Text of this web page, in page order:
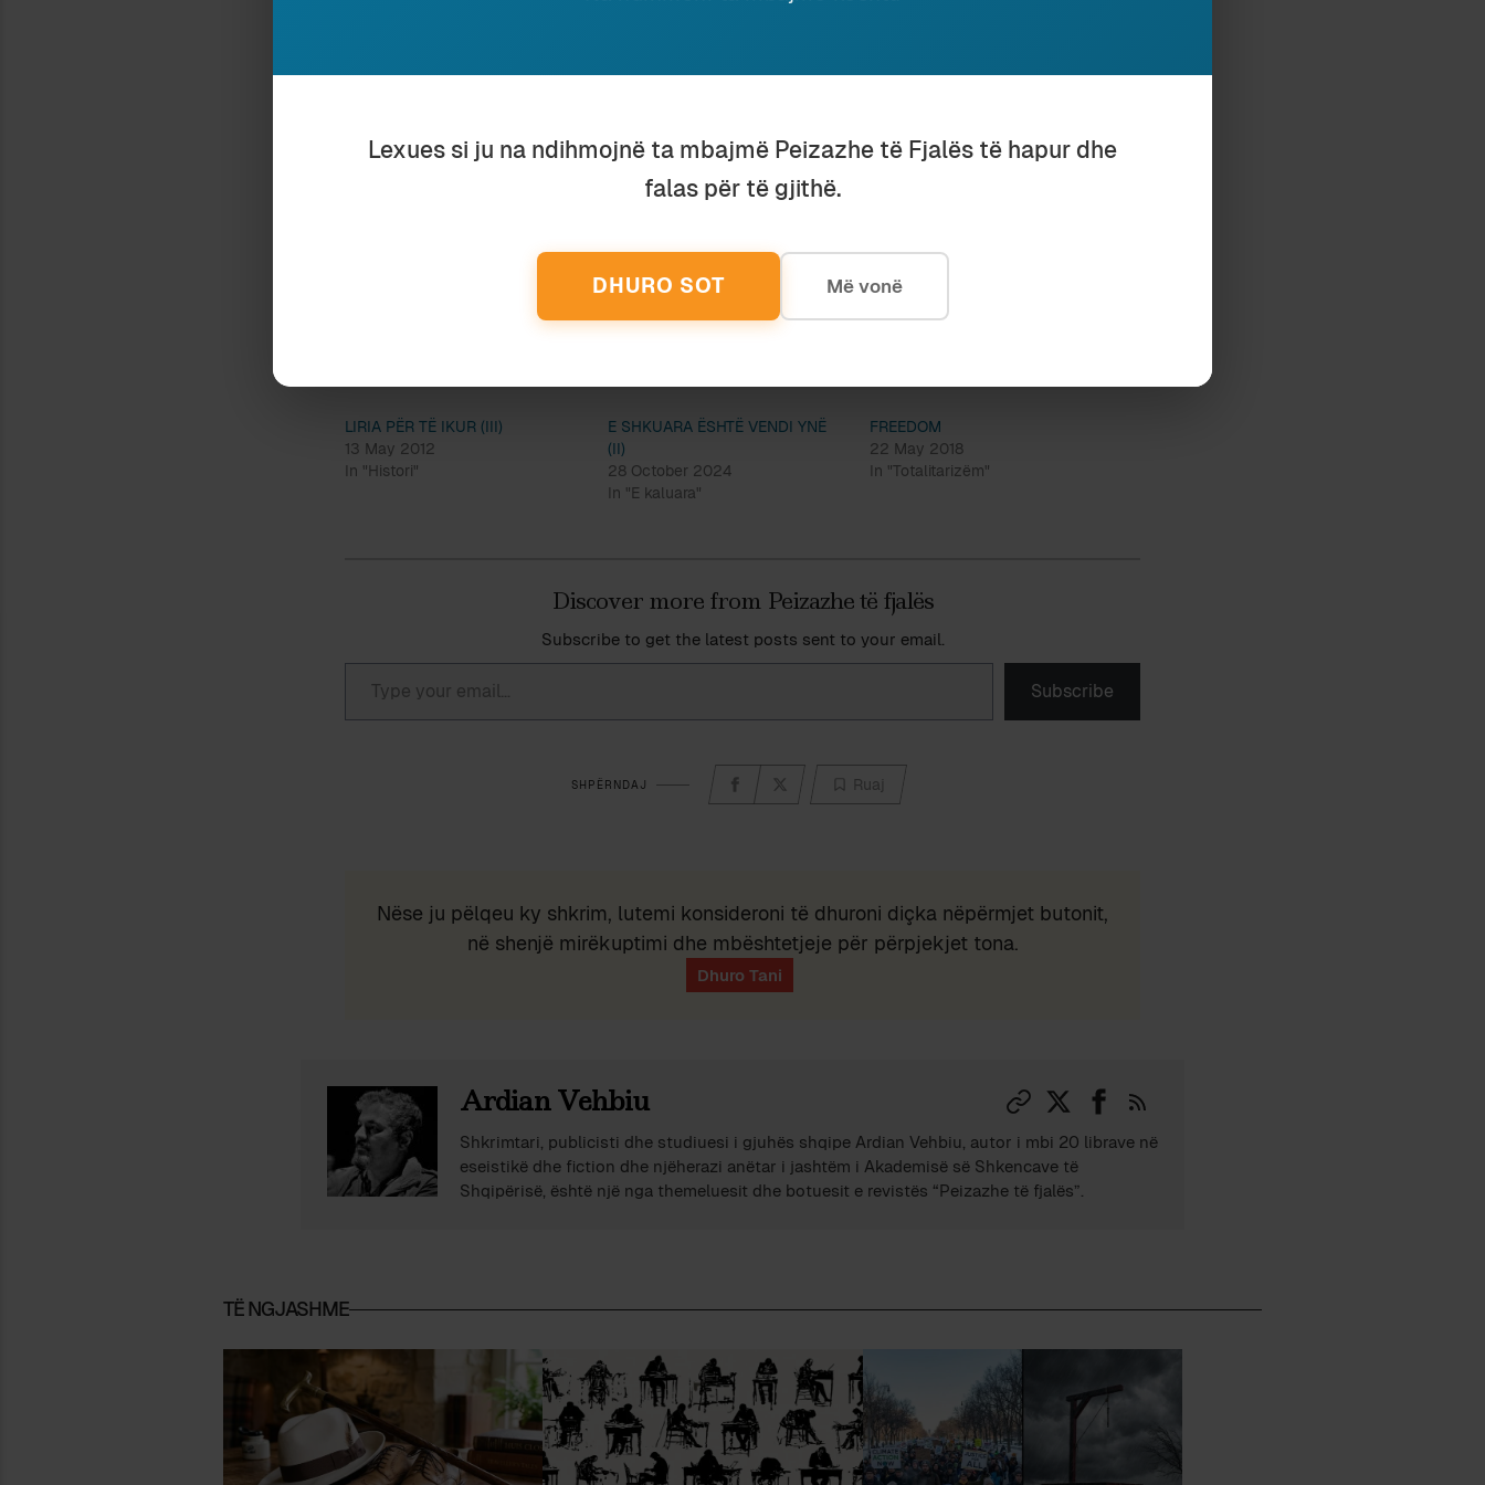
e vet, si një të mirë të vyer që i shtohet universit shqiptar, të kompensojë disi për
bëmat dhe gjëmat e të jatit dikur.
të ndodhë, pasi të perëndojë, në Shqipëri, brezi që e ka
dashamirësit e Bashkim Shehut prozator të jenë një bashkësi e vetme.
LIRIA PËR TË IKUR (III)
13 May 2012
In "Histori"
E SHKUARA ËSHTË VENDI YNË
(II)
28 October 2024
In "E kaluara"
FREEDOM
22 May 2018
In "Totalitarizëm"
Discover more from Peizazhe të fjalës
Subscribe to get the latest posts sent to your email.
Type your email…
Subscribe
SHPËRNDAJ Ruaj
Nëse ju pëlqeu ky shkrim, lutemi konsideroni të dhuroni diçka nëpërmjet butonit,
në shenjë mirëkuptimi dhe mbështetjeje për përpjekjet tona.
Ardian Vehbiu
Shkrimtari, publicisti dhe studiuesi i gjuhës shqipe Ardian Vehbiu, autor i mbi 20 librave në
eseistikë dhe fiction dhe njëherazi anëtar i jashtëm i Akademisë së Shkencave të
Shqipërisë, është një nga themeluesit dhe botuesit e revistës “Peizazhe të fjalës”.
TË NGJASHME
Lexues si ju na ndihmojnë ta mbajmë Peizazhe të Fjalës të hapur dhe
falas për të gjithë.
DHURO SOT Më vonë